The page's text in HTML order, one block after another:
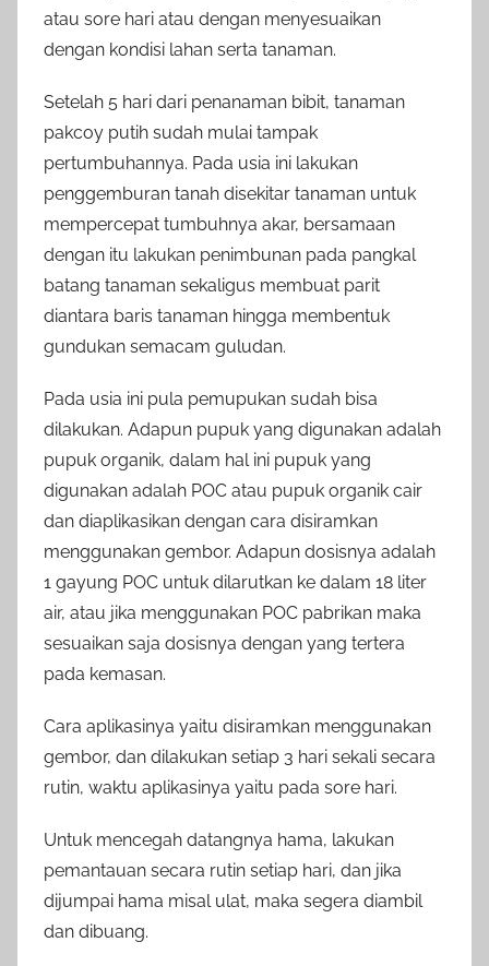
atau sore hari atau dengan menyesuaikan
dengan kondisi lahan serta tanaman.
Setelah 5 hari dari penanaman bibit, tanaman
pakcoy putih sudah mulai tampak
pertumbuhannya. Pada usia ini lakukan
penggemburan tanah disekitar tanaman untuk
mempercepat tumbuhnya akar, bersamaan
dengan itu lakukan penimbunan pada pangkal
batang tanaman sekaligus membuat parit
diantara baris tanaman hingga membentuk
gundukan semacam guludan.
Pada usia ini pula pemupukan sudah bisa
dilakukan. Adapun pupuk yang digunakan adalah
pupuk organik, dalam hal ini pupuk yang
digunakan adalah POC atau pupuk organik cair
dan diaplikasikan dengan cara disiramkan
menggunakan gembor. Adapun dosisnya adalah
1 gayung POC untuk dilarutkan ke dalam 18 liter
air, atau jika menggunakan POC pabrikan maka
sesuaikan saja dosisnya dengan yang tertera
pada kemasan.
Cara aplikasinya yaitu disiramkan menggunakan
gembor, dan dilakukan setiap 3 hari sekali secara
rutin, waktu aplikasinya yaitu pada sore hari.
Untuk mencegah datangnya hama, lakukan
pemantauan secara rutin setiap hari, dan jika
dijumpai hama misal ulat, maka segera diambil
dan dibuang.